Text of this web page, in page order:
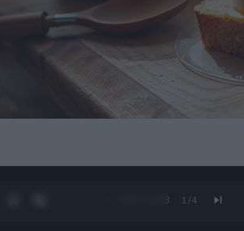
0:28 / 1:23 1 /4